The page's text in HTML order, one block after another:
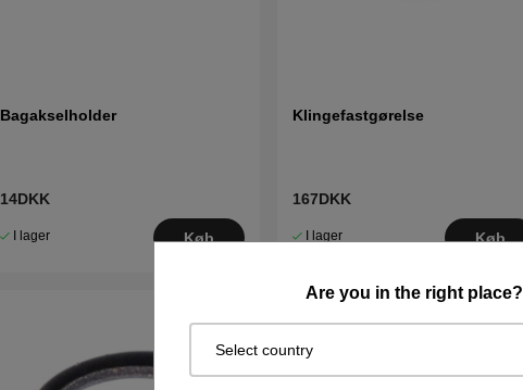
Are you in the right place?
Select country
Bagakselholder
14DKK
I lager Køb
Klingefastgørelse
167DKK
I lager Køb